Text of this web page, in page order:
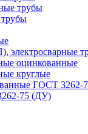
трубы
электросварные
оцинкованные
круглые
ГОСТ 3262-
75 (ДУ)